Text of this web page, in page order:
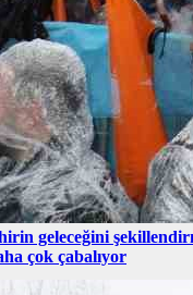
geleceğini
çok çabalıyor